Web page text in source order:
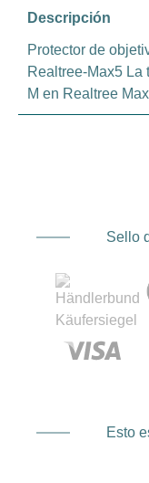
Descripción
Protector de
Realtree-Max5
M en Realtree